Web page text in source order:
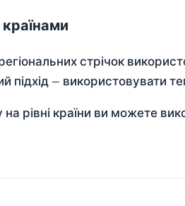
стрічок
підхід — використовувати
рівні країни ви можете